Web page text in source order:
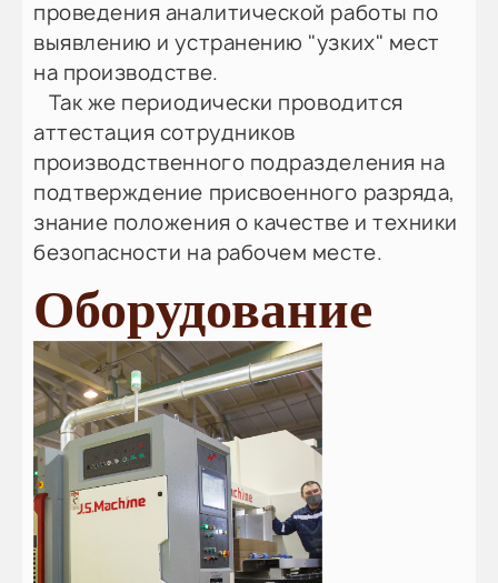
проведения аналитической работы по
выявлению и устранению "узких" мест
на производстве.
Так же периодически проводится
аттестация сотрудников
производственного подразделения на
подтверждение присвоенного разряда,
знание положения о качестве и техники
безопасности на рабочем месте.
Оборудование